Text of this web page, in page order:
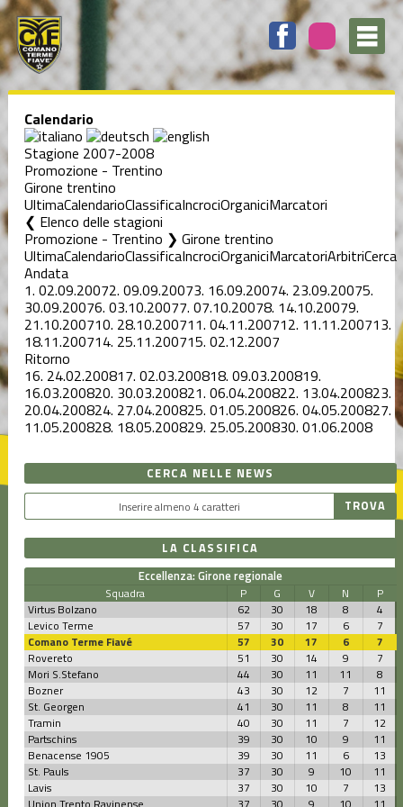
Calendario
Stagione 2007-2008
Promozione - Trentino
Girone trentino
UltimaCalendarioClassificaIncrociOrganiciMarcatori
Elenco delle stagioni
Promozione - Trentino ❯ Girone trentino
UltimaCalendarioClassificaIncrociOrganiciMarcatoriArbitriCerca
Andata
1. 02.09.20072. 09.09.20073. 16.09.20074. 23.09.20075.
30.09.20076. 03.10.20077. 07.10.20078. 14.10.20079.
21.10.200710. 28.10.200711. 04.11.200712. 11.11.200713.
18.11.200714. 25.11.200715. 02.12.2007
Ritorno
16. 24.02.200817. 02.03.200818. 09.03.200819.
16.03.200820. 30.03.200821. 06.04.200822. 13.04.200823.
20.04.200824. 27.04.200825. 01.05.200826. 04.05.200827.
11.05.200828. 18.05.200829. 25.05.200830. 01.06.2008
CERCA NELLE NEWS
LA CLASSIFICA
Eccellenza: Girone regionale
Squadra P G V N
P
Virtus Bolzano
62 30 18 8
4
Levico Terme
57 30 17 6
7
Comano Terme Fiavé
57 30 17 6
7
Rovereto
51 30 14 9
7
Mori S.Stefano
44 30 11 11
8
Bozner
43 30 12 7
11
St. Georgen
41 30 11 8
11
Tramin
40 30 11 7
12
Partschins
39 30 10 9
11
Benacense 1905
39 30 11 6
13
St. Pauls
37 30 9 10
11
Lavis
37 30 10 7
13